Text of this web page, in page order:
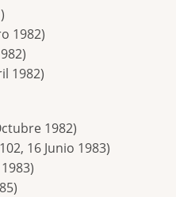
1982)
1982)
1982)
16 Junio 1983)